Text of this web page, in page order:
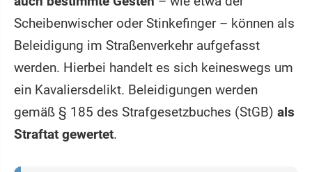
Scheibenwischer oder Stinkefinger – können als
Beleidigung im Straßenverkehr aufgefasst
werden. Hierbei handelt es sich keineswegs um
ein Kavaliersdelikt. Beleidigungen werden
gemäß § 185 des Strafgesetzbuches (StGB) als
Straftat gewertet.